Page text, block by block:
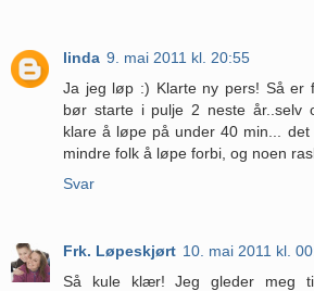
linda 9. mai 2011 kl. 20:55
Ja jeg løp :) Klarte ny pers! Så er
bør starte i pulje 2 neste år..selv
klare å løpe på under 40 min...
mindre folk å løpe forbi, og noen
Svar
Frk. Løpeskjørt 10. mai 2011 kl.
Så kule klær! Jeg gleder meg